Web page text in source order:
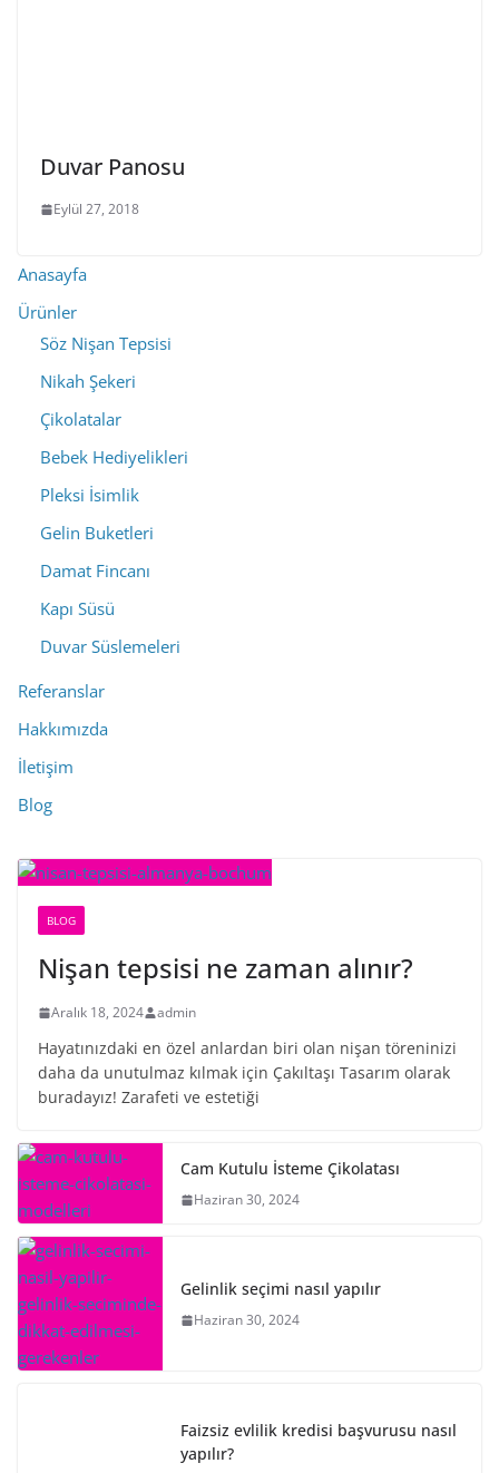
Duvar Panosu
Eylül 27, 2018
Anasayfa
Ürünler
Söz Nişan Tepsisi
Nikah Şekeri
Çikolatalar
Bebek Hediyelikleri
Pleksi İsimlik
Gelin Buketleri
Damat Fincanı
Kapı Süsü
Duvar Süslemeleri
Referanslar
Hakkımızda
İletişim
Blog
BLOG
Nişan tepsisi ne zaman alınır?
Aralık 18, 2024 admin
Hayatınızdaki en özel anlardan biri olan nişan töreninizi
daha da unutulmaz kılmak için Çakıltaşı Tasarım olarak
buradayız! Zarafeti ve estetiği
Cam Kutulu İsteme Çikolatası
Haziran 30, 2024
Gelinlik seçimi nasıl yapılır
Haziran 30, 2024
Faizsiz evlilik kredisi başvurusu nasıl
yapılır?